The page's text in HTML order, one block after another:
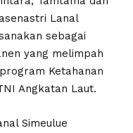
Lanal
sebagai
yang melimpah
Ketahanan
Angkatan Laut.
Simeulue